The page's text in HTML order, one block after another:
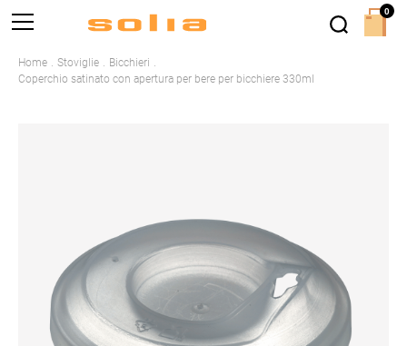
Home Stoviglie
Bicchieri
Coperchio satinato con apertura per bere per bicchiere 330ml
0